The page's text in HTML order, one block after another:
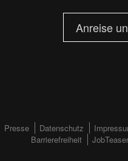
Anreise
Presse Datenschutz
Barrierefreiheit